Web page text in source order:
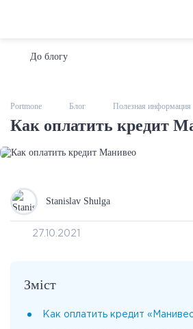
До блогу
Portmone Блог Полезная информация
Как оплатить кредит
Stanislav Shulga
27.10.2021
Зміст
Как оплатить кредит